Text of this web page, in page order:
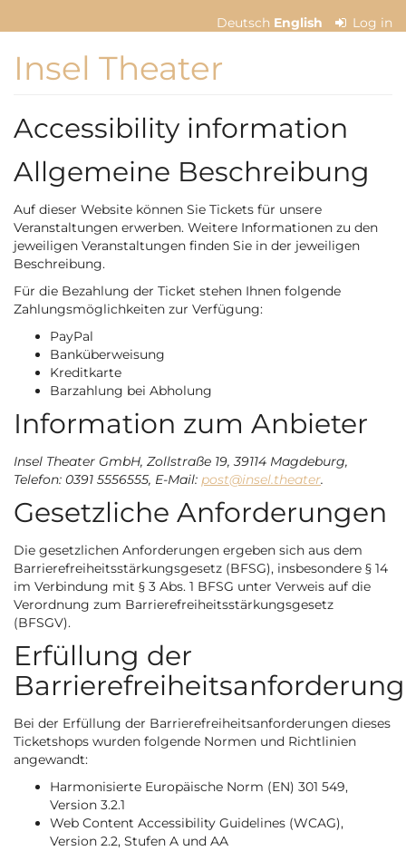
main
content
Deutsch English Log in
Insel Theater
Accessibility information
Allgemeine Beschreibung
Auf dieser Website können Sie Tickets für unsere
Veranstaltungen erwerben. Weitere Informationen zu den
jeweiligen Veranstaltungen finden Sie in der jeweiligen
Beschreibung.
Für die Bezahlung der Ticket stehen Ihnen folgende
Zahlungsmöglichkeiten zur Verfügung:
PayPal
Banküberweisung
Kreditkarte
Barzahlung bei Abholung
Information zum Anbieter
Insel Theater GmbH, Zollstraße 19, 39114 Magdeburg,
Telefon: 0391 5556555, E-Mail: post@insel.theater.
Gesetzliche Anforderungen
Die gesetzlichen Anforderungen ergeben sich aus dem
Barrierefreiheitsstärkungsgesetz (BFSG), insbesondere § 14
im Verbindung mit § 3 Abs. 1 BFSG unter Verweis auf die
Verordnung zum Barrierefreiheitsstärkungsgesetz
(BFSGV).
Erfüllung der
Bei der Erfüllung der Barrierefreiheitsanforderungen dieses
Ticketshops wurden folgende Normen und Richtlinien
angewandt:
Harmonisierte Europäische Norm (EN) 301 549,
Version 3.2.1
Web Content Accessibility Guidelines (WCAG),
Version 2.2, Stufen A und AA